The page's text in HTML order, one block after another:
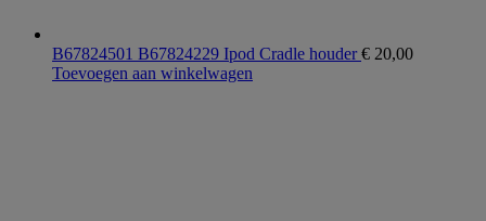
B67824501 B67824229 Ipod Cradle houder€ 20,00
Toevoegen aan winkelwagen